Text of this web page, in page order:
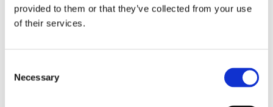
provided to them or that they’ve collected from your use
of their services.
Selection
Necessary
Taxa de Extinção Mínima
(dB) a 23°C
entrada CW (mW)